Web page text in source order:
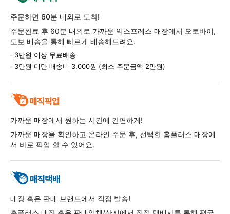
주문하면 60분 내외로 도착!
주문완료 후 60분 내외로 가까운 익스프레스 매장에서 오토바이,
도보 배송을 통해 빠르게 배송해드려요.
3만원 이상 무료배송
3만원 미만 배송비 3,000원 (최소 주문금액 2만원)
가까운 매장에서 원하는 시간에 간편하게!
가까운 매장을 확인하고 온라인 주문 후, 선택한 홈플러스 매장에
서 바로 픽업 할 수 있어요.
매장 혹은 판매 브랜드에서 직접 발송!